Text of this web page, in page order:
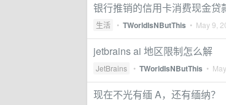
银行推销的信用卡消费现金贷
生活 • TWorldIsNButThis • May 9,
jetbrains ai 地区限制怎么解
JetBrains • TWorldIsNButThis •
现在不光有缅 A，还有缅纳？